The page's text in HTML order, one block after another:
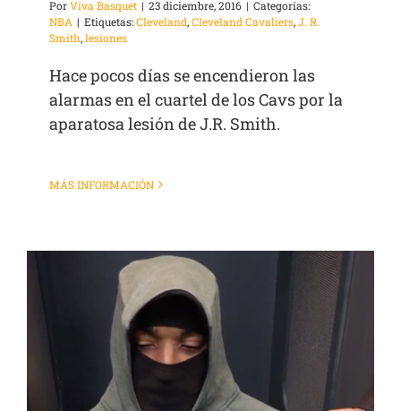
PorViva Basquet | 23 diciembre, 2016 | Categorías:
NBA | Etiquetas:Cleveland,Cleveland Cavaliers,J. R.
Smith,lesiones
Hace pocos días se encendieron las
alarmas en el cuartel de los Cavs por la
aparatosa lesión de J.R. Smith.
MÁS INFORMACIÓN